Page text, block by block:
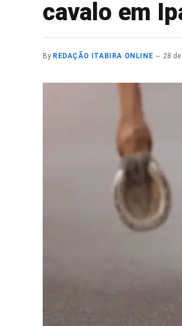
cavalo em
By REDAÇÃO ITABIRA ONLINE 28